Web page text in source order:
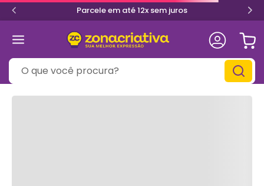
Parcele em até 12x sem juros
O que você procura?